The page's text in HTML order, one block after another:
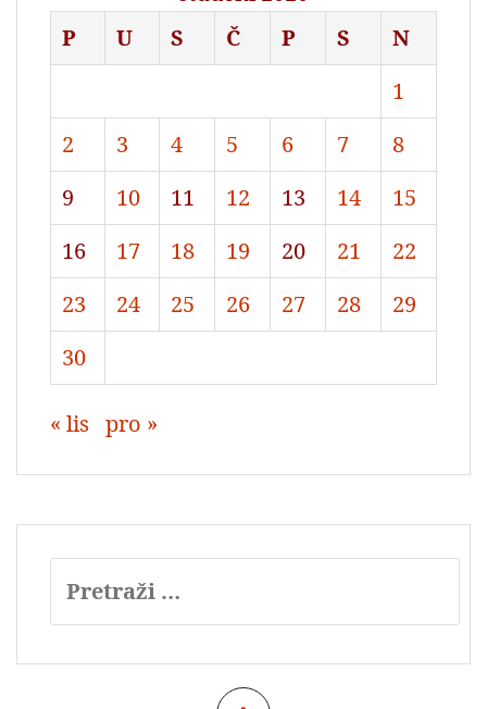
P
U S Č P S
N
1
2
3 4 5 6 7
8
9
10 11 12 13 14
15
16
17 18 19 20 21
22
23
24 25 26 27 28
29
30
« lis pro »